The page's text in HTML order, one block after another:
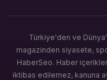
Türkiye'den ve
magazinden siyasete,
HaberSeo. Haber
iktibas edilemez, kanuna